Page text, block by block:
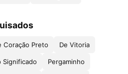
Coração Preto De Vitoria
Significado Pergaminho